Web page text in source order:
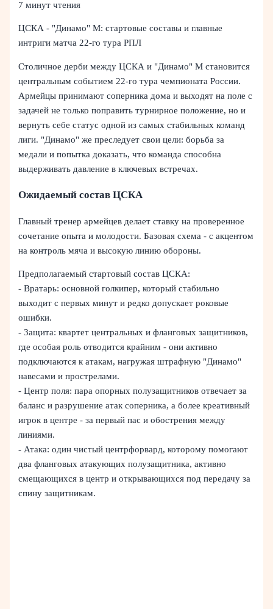
7 минут чтения
ЦСКА - "Динамо" М: стартовые составы и главные
интриги матча 22-го тура РПЛ
Столичное дерби между ЦСКА и "Динамо" М становится
центральным событием 22-го тура чемпионата России.
Армейцы принимают соперника дома и выходят на поле с
задачей не только поправить турнирное положение, но и
вернуть себе статус одной из самых стабильных команд
лиги. "Динамо" же преследует свои цели: борьба за
медали и попытка доказать, что команда способна
выдерживать давление в ключевых встречах.
Ожидаемый состав ЦСКА
Главный тренер армейцев делает ставку на проверенное
сочетание опыта и молодости. Базовая схема - с акцентом
на контроль мяча и высокую линию обороны.
Предполагаемый стартовый состав ЦСКА:
- Вратарь: основной голкипер, который стабильно
выходит с первых минут и редко допускает роковые
ошибки.
- Защита: квартет центральных и фланговых защитников,
где особая роль отводится крайним - они активно
подключаются к атакам, нагружая штрафную "Динамо"
навесами и прострелами.
- Центр поля: пара опорных полузащитников отвечает за
баланс и разрушение атак соперника, а более креативный
игрок в центре - за первый пас и обострения между
линиями.
- Атака: один чистый центрфорвард, которому помогают
два фланговых атакующих полузащитника, активно
смещающихся в центр и открывающихся под передачу за
спину защитникам.